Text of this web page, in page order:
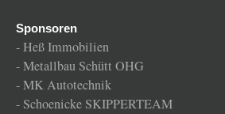
Sponsoren
-Heß Immobilien
-Metallbau Schütt OHG
-MK Autotechnik
- Schoenicke SKIPPERTEAM